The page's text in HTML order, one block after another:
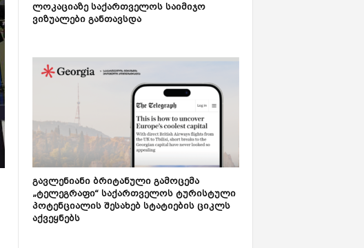
ლოკაციაზე საქართველოს საიმიჯო
ვიზუალები განთავსდა
გავლენიანი ბრიტანული გამოცემა
„ტელეგრაფი“ საქართველოს ტურისტული
პოტენციალის შესახებ სტატიების ციკლს
აქვეყნებს